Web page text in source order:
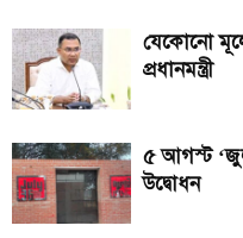
যেকোনো
প্রধানমন্ত্রী
৫ আগস্ট
উদ্বোধন